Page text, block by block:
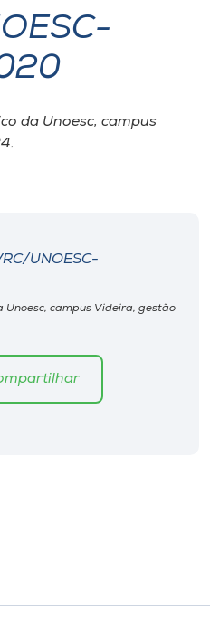
da Unoesc, campus
UNOESC-
Unoesc, campus Videira, gestão